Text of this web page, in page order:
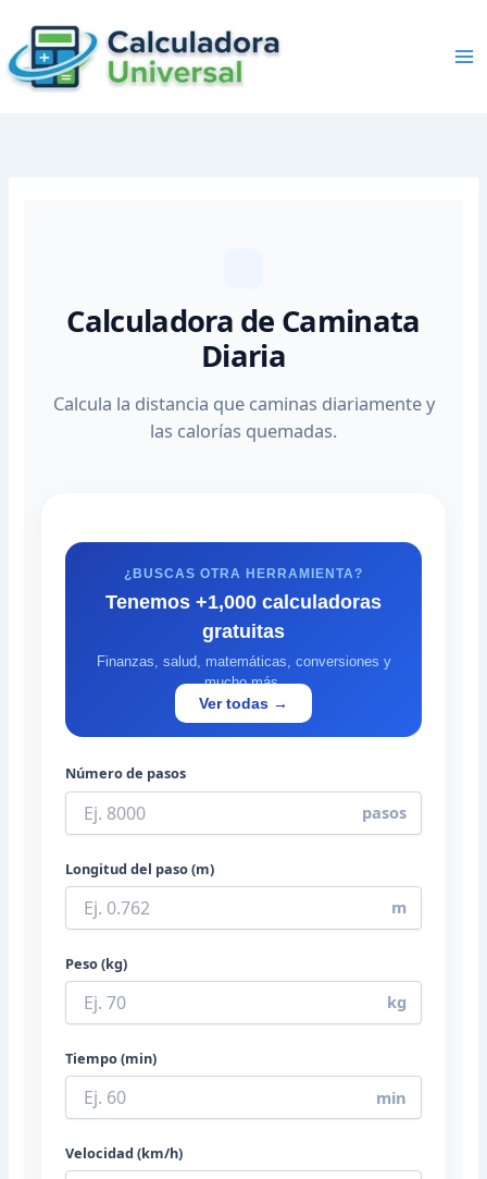
content
Calculadora de Caminata
Diaria
Calcula la distancia que caminas diariamente y
las calorías quemadas.
¿BUSCAS OTRA HERRAMIENTA?
Tenemos +1,000 calculadoras
gratuitas
Finanzas, salud, matemáticas, conversiones y
mucho más.
Ver todas →
Número de pasos
pasos
Longitud del paso (m)
m
Peso (kg)
kg
Tiempo (min)
min
Velocidad (km/h)